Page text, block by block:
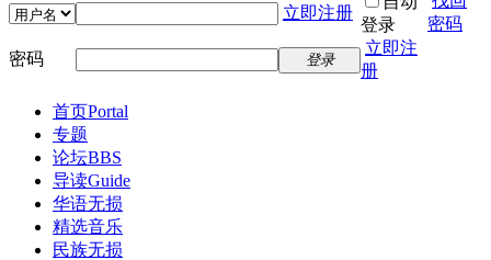
立即注册
登录
密码
密码
登录
立即注
册
首页Portal
专题
论坛BBS
导读Guide
华语无损
精选音乐
民族无损